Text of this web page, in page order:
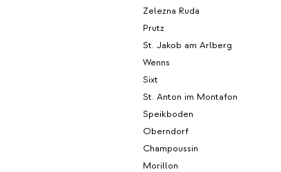
Zelezna Ruda
Prutz
St. Jakob am Arlberg
Wenns
Sixt
St. Anton im Montafon
Speikboden
Oberndorf
Champoussin
Morillon